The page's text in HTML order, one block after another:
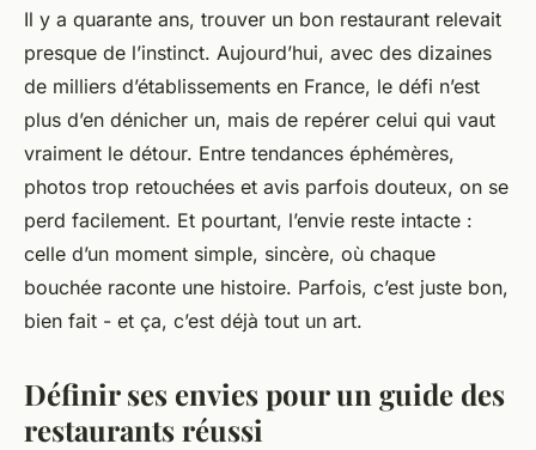
Le guide des restaurants pour
vos meilleures expériences
culinaires
Anicette•29/06/2026 07:31 •9 min de lecture
Il y a quarante ans, trouver un bon restaurant relevait
presque de l’instinct. Aujourd’hui, avec des dizaines
de milliers d’établissements en France, le défi n’est
plus d’en dénicher un, mais de repérer celui qui vaut
vraiment le détour. Entre tendances éphémères,
photos trop retouchées et avis parfois douteux, on se
perd facilement. Et pourtant, l’envie reste intacte :
celle d’un moment simple, sincère, où chaque
bouchée raconte une histoire. Parfois, c’est juste bon,
bien fait - et ça, c’est déjà tout un art.
Définir ses envies pour un guide des
restaurants réussi